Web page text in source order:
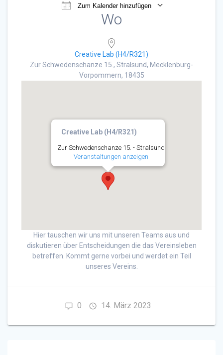
Zum Kalender hinzufügen
ICS herunterladenWo
Creative Lab (H4/R321)
Zur Schwedenschanze 15., Stralsund, Mecklenburg-
Vorpommern, 18435
Creative Lab (H4/R321)
Zur Schwedenschanze 15. - Stralsund
Veranstaltungen anzeigen
Hier tauschen wir uns mit unseren Teams aus und
diskutieren über Entscheidungen die das Vereinsleben
betreffen. Kommt gerne vorbei und werdet ein Teil
unseres Vereins.
0 14. März 2023